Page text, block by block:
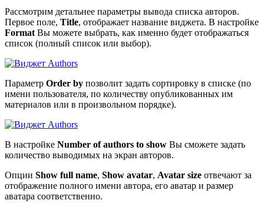
Рассмотрим детальнее параметры вывода списка авторов.
Первое поле, Title, отображает название виджета. В настройке
Format Вы можете выбрать, как именно будет отображаться
список (полный список или выбор).
Параметр Order by позволит задать сортировку в списке (по
имени пользователя, по количеству опубликованных им
материалов или в произвольном порядке).
В настройке Number of authors to show Вы сможете задать
количество выводимых на экран авторов.
Опции Show full name, Show avatar, Avatar size отвечают за
отображение полного имени автора, его аватар и размер
аватара соответственно.